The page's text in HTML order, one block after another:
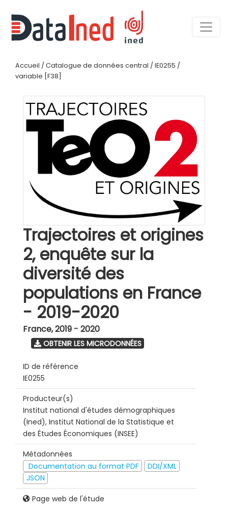
Accueil / Catalogue de données central / IE0255 /
variable [F38]
Trajectoires et origines
2, enquête sur la
diversité des
populations en France
- 2019-2020
France,2019 - 2020
OBTENIR LES MICRODONNÉES
ID de référence
IE0255
Producteur(s)
Institut national d'études démographiques
(Ined), Institut National de la Statistique et
des Études Économiques (INSEE)
Métadonnées
Documentation au format PDF
DDI/XML
JSON
Page web de l'étude